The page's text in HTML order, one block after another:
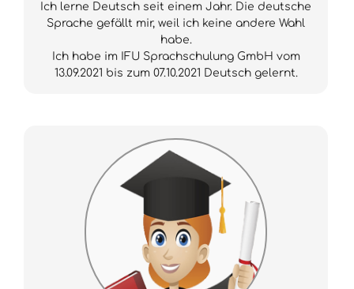
Ich lerne Deutsch seit einem Jahr. Die deutsche
Sprache gefällt mir, weil ich keine andere Wahl
habe.
Ich habe im IFU Sprachschulung GmbH vom
13.09.2021 bis zum 07.10.2021 Deutsch gelernt.